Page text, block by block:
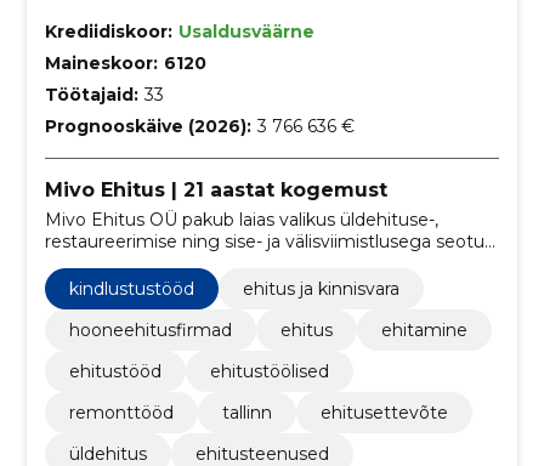
Krediidiskoor: Usaldusväärne
Maineskoor: 6120
Töötajaid: 33
Prognooskäive (2026): 3 766 636 €
Mivo Ehitus | 21 aastat kogemust
Mivo Ehitus OÜ pakub laias valikus üldehituse-,
restaureerimise ning sise- ja välisviimistlusega seotud
teenuseid.
kindlustustööd
ehitus ja kinnisvara
hooneehitusfirmad
ehitus
ehitamine
ehitustööd
ehitustöölised
remonttööd
tallinn
ehitusettevõte
üldehitus
ehitusteenused